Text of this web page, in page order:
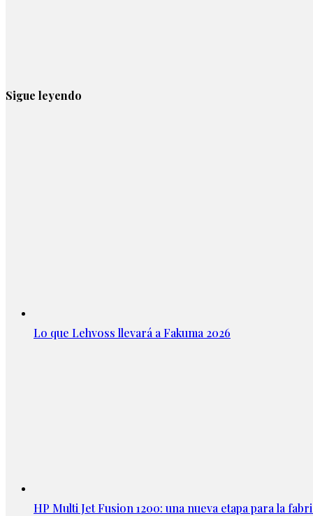
Sigue leyendo
Lo que Lehvoss llevará a Fakuma 2026
HP Multi Jet Fusion 1200: una nueva etapa para la